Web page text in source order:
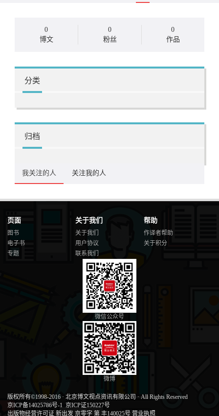
0
博文
0
粉丝
0
作品
分类
归档
我关注的人 关注我的人
页面
图书
电子书
专题
关于我们
关于我们
用户协议
联系我们
帮助
作译者帮助
关于积分
微信公众号
微博
版权所有©1998-2016 · 北京博文视点资讯有限公司 · All Rights Reserved
京ICP备14025786号-1 京ICP证150227号
出版物经营许可证 新出发 京零字 第 丰140025号 营业执照